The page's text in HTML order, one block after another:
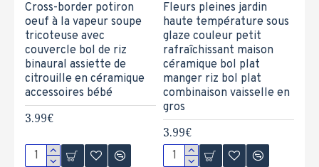
Cross-border potiron
oeuf à la vapeur soupe
tricoteuse avec
couvercle bol de riz
binaural assiette de
citrouille en céramique
accessoires bébé
3.99€
Fleurs pleines jardin
haute température sous
glaze couleur petit
rafraîchissant maison
céramique bol plat
manger riz bol plat
combinaison vaisselle en
gros
3.99€